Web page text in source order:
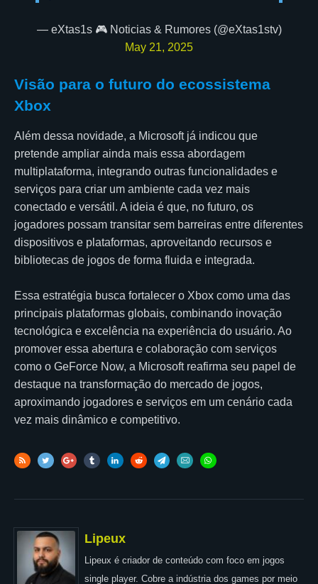
— eXtas1s 🎮 Noticias & Rumores (@eXtas1stv)
May 21, 2025
Visão para o futuro do ecossistema
Xbox
Além dessa novidade, a Microsoft já indicou que
pretende ampliar ainda mais essa abordagem
multiplataforma, integrando outras funcionalidades e
serviços para criar um ambiente cada vez mais
conectado e versátil. A ideia é que, no futuro, os
jogadores possam transitar sem barreiras entre diferentes
dispositivos e plataformas, aproveitando recursos e
bibliotecas de jogos de forma fluida e integrada.
Essa estratégia busca fortalecer o Xbox como uma das
principais plataformas globais, combinando inovação
tecnológica e excelência na experiência do usuário. Ao
promover essa abertura e colaboração com serviços
como o GeForce Now, a Microsoft reafirma seu papel de
destaque na transformação do mercado de jogos,
aproximando jogadores e serviços em um cenário cada
vez mais dinâmico e competitivo.
Lipeux
Lipeux é criador de conteúdo com foco em jogos
single player. Cobre a indústria dos games por meio